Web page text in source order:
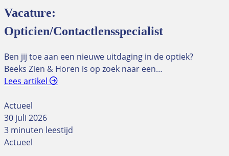
Vacature:
Opticien/Contactlensspecialist
Ben jij toe aan een nieuwe uitdaging in de optiek?
Beeks Zien & Horen is op zoek naar een…
Lees artikel
Actueel
30 juli 2026
3 minuten leestijd
Actueel